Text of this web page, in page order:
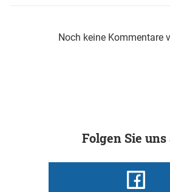
Noch keine Kommentare
Folgen Sie uns